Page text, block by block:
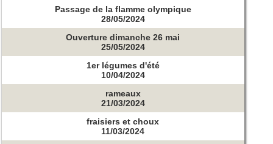
Passage de la flamme olympique
28/05/2024
Ouverture dimanche 26 mai
25/05/2024
1er légumes d'été
10/04/2024
rameaux
21/03/2024
fraisiers et choux
11/03/2024